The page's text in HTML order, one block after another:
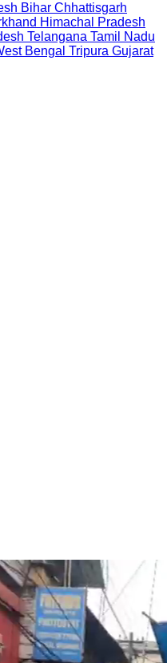
Bihar Chhattisgarh
Himachal Pradesh
Telangana Tamil Nadu
Bengal Tripura Gujarat